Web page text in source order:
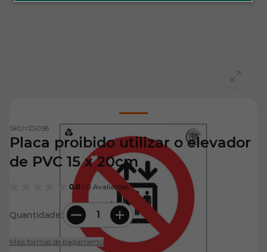
0.0 | 0 Avaliações
SKU=25058
Placa proibido utilizar o elevador
de PVC 15 x 20cm
Quantidade:
Mais formas de pagamento